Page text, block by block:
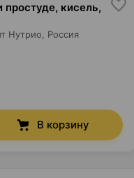
простуде, кисель,
Нутрио, Россия
В корзину